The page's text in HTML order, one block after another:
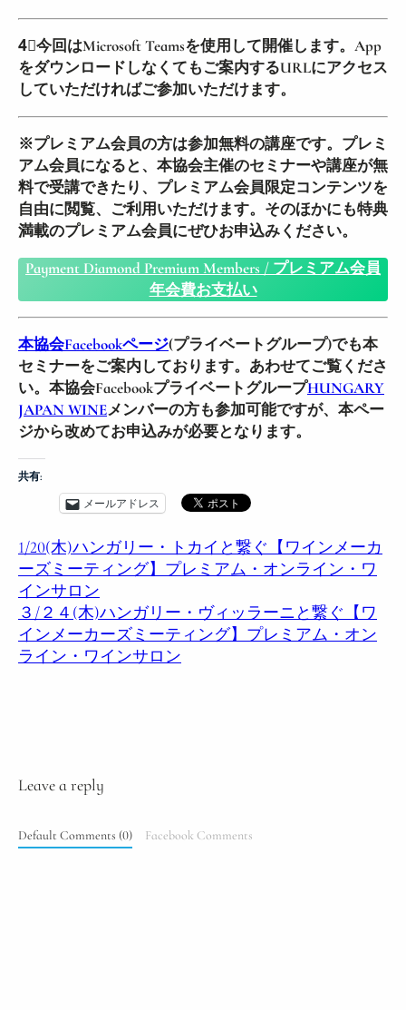
4⃣今回はMicrosoft Teamsを使用して開催します。App
をダウンロードしなくてもご案内するURLにアクセス
していただければご参加いただけます。
※プレミアム会員の方は参加無料の講座です。プレミ
アム会員になると、本協会主催のセミナーや講座が無
料で受講できたり、プレミアム会員限定コンテンツを
自由に閲覧、ご利用いただけます。そのほかにも特典
満載のプレミアム会員にぜひお申込みください。
Payment Diamond Premium Members / プレミアム会員
年会費お支払い
本協会Facebookページ(プライベートグループ)でも本
セミナーをご案内しております。あわせてご覧くださ
い。本協会FacebookプライベートグループHUNGARY
JAPAN WINEメンバーの方も参加可能ですが、本ペー
ジから改めてお申込みが必要となります。
共有:
メールアドレス
1/20(木)ハンガリー・トカイと繋ぐ【ワインメーカ
ーズミーティング】プレミアム・オンライン・ワ
インサロン
３/２４(木)ハンガリー・ヴィッラーニと繋ぐ【ワ
インメーカーズミーティング】プレミアム・オン
ライン・ワインサロン
Leave a reply
Default Comments (0) Facebook Comments